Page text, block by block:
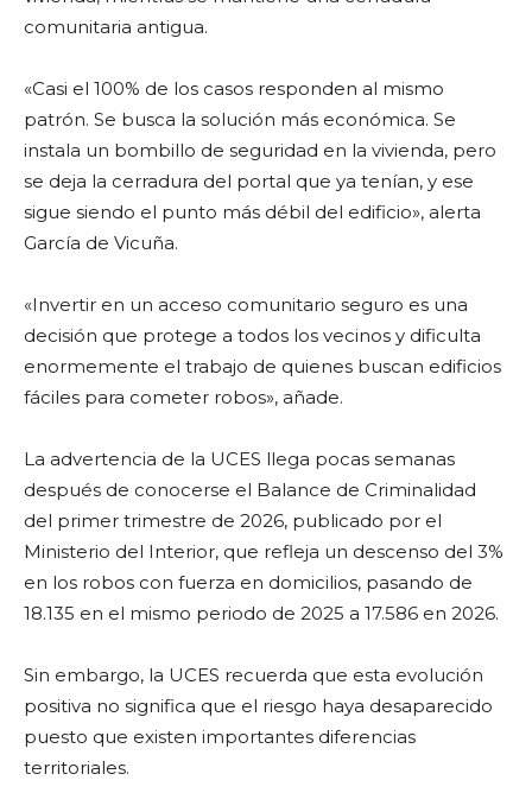
comunitaria antigua.
«Casi el 100% de los casos responden al mismo
patrón. Se busca la solución más económica. Se
instala un bombillo de seguridad en la vivienda, pero
se deja la cerradura del portal que ya tenían, y ese
sigue siendo el punto más débil del edificio», alerta
García de Vicuña.
«Invertir en un acceso comunitario seguro es una
decisión que protege a todos los vecinos y dificulta
enormemente el trabajo de quienes buscan edificios
fáciles para cometer robos», añade.
La advertencia de la UCES llega pocas semanas
después de conocerse el Balance de Criminalidad
del primer trimestre de 2026, publicado por el
Ministerio del Interior, que refleja un descenso del 3%
en los robos con fuerza en domicilios, pasando de
18.135 en el mismo periodo de 2025 a 17.586 en 2026.
Sin embargo, la UCES recuerda que esta evolución
positiva no significa que el riesgo haya desaparecido
puesto que existen importantes diferencias
territoriales.